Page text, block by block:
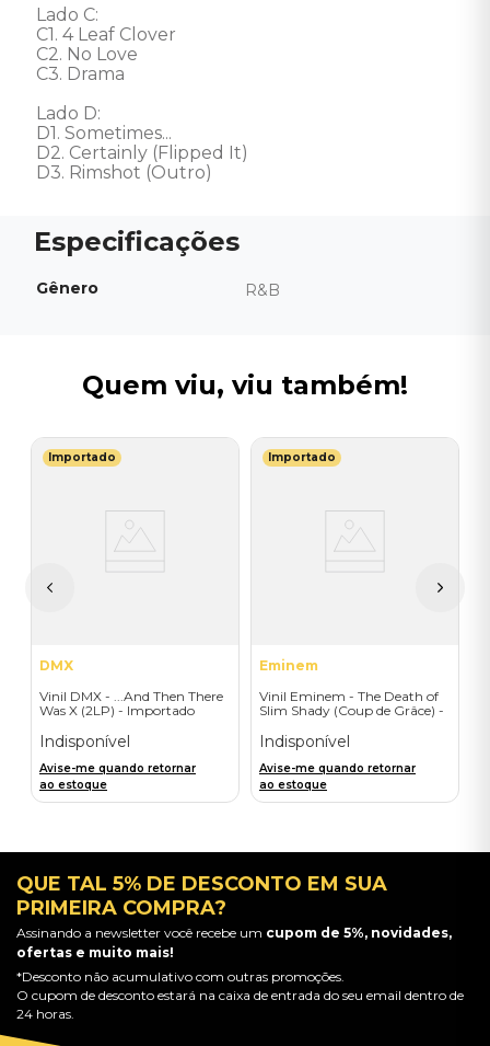
Lado C:
C1. 4 Leaf Clover
C2. No Love
C3. Drama
Lado D:
D1. Sometimes...
D2. Certainly (Flipped It)
D3. Rimshot (Outro)
Gênero R&B
Quem viu, viu também!
Importado
DMX
Vinil DMX - ...And Then There
Was X (2LP) - Importado
Indisponível
Avise-me quando retornar
ao estoque
Importado
Eminem
Vinil Eminem - The Death of
Slim Shady (Coup de Grâce) -
Indisponível
Avise-me quando retornar
ao estoque
QUE TAL 5% DE DESCONTO EM SUA
PRIMEIRA COMPRA?
Assinando a newsletter você recebe um cupom de 5%, novidades,
ofertas e muito mais!
*Desconto não acumulativo com outras promoções.
O cupom de desconto estará na caixa de entrada do seu email dentro de
24 horas.